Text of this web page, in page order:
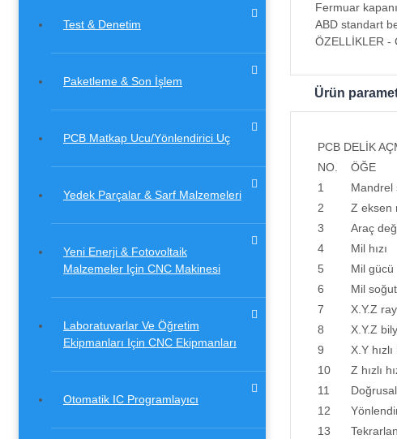
Test & Denetim
Paketleme & Son İşlem
PCB Matkap Ucu/Yönlendirici Uç
Yedek Parçalar & Sarf Malzemeleri
Yeni Enerji & Fotovoltaik
Malzemeler Için CNC Makinesi
Laboratuvarlar Ve Öğretim
Ekipmanları Için CNC Ekipmanları
Otomatik IC Programlayıcı
Fermuar
ABD standart
ÖZELLİKLER -
Ürün
PCB DELİK
NO.
ÖĞE
1
Mandrel
2
Z eksen
3
Araç
4
Mil hızı
5
Mil gücü
6
Mil
7
X.Y.Z
8
X.Y.Z
9
X.Y hızlı
10
Z hızlı
11
12
13